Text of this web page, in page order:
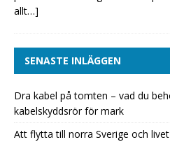
allt…]
SENASTE INLÄGGEN
Dra kabel på tomten – vad du
kabelskyddsrör för mark
Att flytta till norra Sverige och